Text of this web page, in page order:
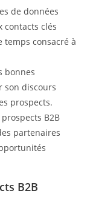
de données
contacts clés
consacré à
bonnes
son discours
prospects.
prospects B2B
partenaires
B2B